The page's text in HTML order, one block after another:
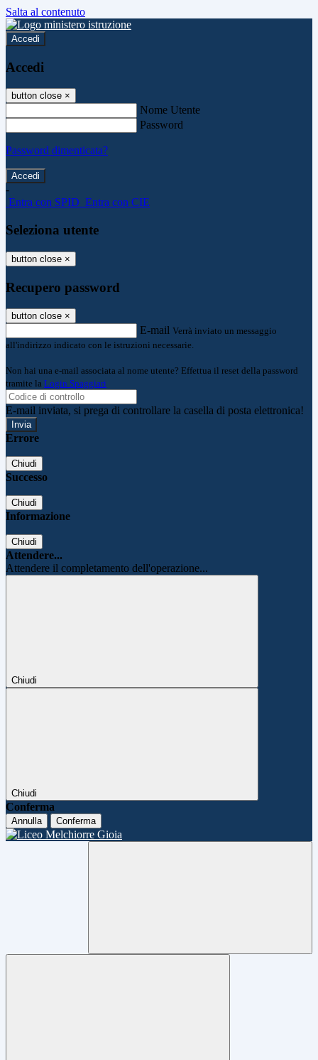
Salta al contenuto
Accedi
Accedi
button close ×
Nome Utente
Password
Password dimenticata?
-
Entra con SPID Entra con CIE
Seleziona utente
button close ×
Recupero password
button close ×
E-mail Verrà inviato un messaggio
all'indirizzo indicato con le istruzioni necessarie.
Non hai una e-mail associata al nome utente? Effettua il reset della password
tramite la Login Spaggiari
E-mail inviata, si prega di controllare la casella di posta elettronica!
Errore
Chiudi
Successo
Chiudi
Informazione
Chiudi
Attendere...
Attendere il completamento dell'operazione...
Chiudi
Chiudi
Conferma
Annulla Conferma